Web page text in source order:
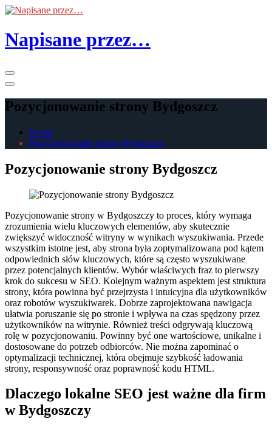
Skip
the
content
Napisane przez…
Pozycjonowanie strony Bydgoszcz
Home
Pozycjonowanie strony Bydgoszcz
Pozycjonowanie strony Bydgoszcz
Pozycjonowanie strony w Bydgoszczy to proces, który wymaga
zrozumienia wielu kluczowych elementów, aby skutecznie
zwiększyć widoczność witryny w wynikach wyszukiwania. Przede
wszystkim istotne jest, aby strona była zoptymalizowana pod kątem
odpowiednich słów kluczowych, które są często wyszukiwane
przez potencjalnych klientów. Wybór właściwych fraz to pierwszy
krok do sukcesu w SEO. Kolejnym ważnym aspektem jest struktura
strony, która powinna być przejrzysta i intuicyjna dla użytkowników
oraz robotów wyszukiwarek. Dobrze zaprojektowana nawigacja
ułatwia poruszanie się po stronie i wpływa na czas spędzony przez
użytkowników na witrynie. Również treści odgrywają kluczową
rolę w pozycjonowaniu. Powinny być one wartościowe, unikalne i
dostosowane do potrzeb odbiorców. Nie można zapominać o
optymalizacji technicznej, która obejmuje szybkość ładowania
strony, responsywność oraz poprawność kodu HTML.
Dlaczego lokalne SEO jest ważne dla firm
w Bydgoszczy